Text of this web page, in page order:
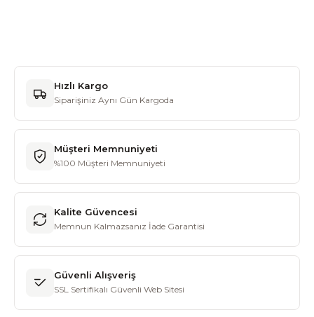
Hızlı Kargo
Siparişiniz Aynı Gün Kargoda
Müşteri Memnuniyeti
%100 Müşteri Memnuniyeti
Kalite Güvencesi
Memnun Kalmazsanız İade Garantisi
Güvenli Alışveriş
SSL Sertifikalı Güvenli Web Sitesi